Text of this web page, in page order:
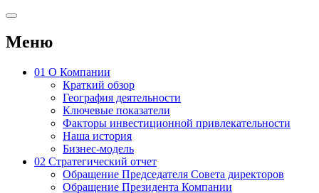
Меню
01 О Компании
Краткий обзор
География деятельности
Ключевые показатели
Факторы инвестиционной привлекательности
Наша история
Бизнес-модель
02 Стратегический отчет
Обращение Председателя Совета директоров
Обращение Президента Компании